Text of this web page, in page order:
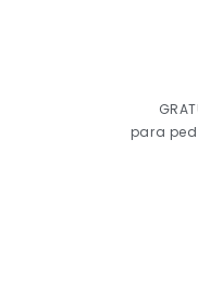
para